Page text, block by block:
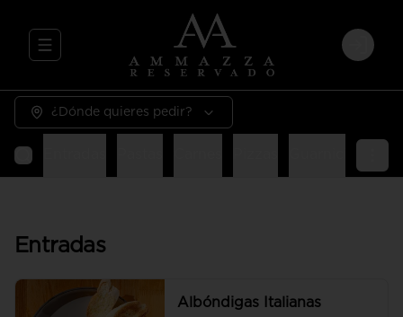
Abrir menu de navegación Login
¿Dónde quieres pedir?
Entradas
Albóndigas Italianas